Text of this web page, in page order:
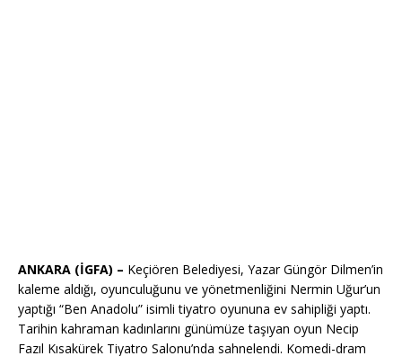
ANKARA (İGFA) – Keçiören Belediyesi, Yazar Güngör Dilmen’in
kaleme aldığı, oyunculuğunu ve yönetmenliğini Nermin Uğur’un
yaptığı “Ben Anadolu” isimli tiyatro oyununa ev sahipliği yaptı.
Tarihin kahraman kadınlarını günümüze taşıyan oyun Necip
Fazıl Kısakürek Tiyatro Salonu’nda sahnelendi. Komedi-dram